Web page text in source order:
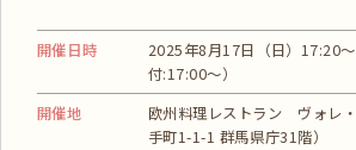
開催日時
2025年8月17日（日）17:20
付:17:00〜）
開催地
欧州料理レストラン ヴォレ
手町1-1-1 群馬県庁31階）